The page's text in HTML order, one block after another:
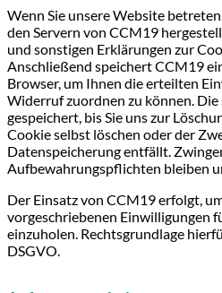
Wenn Sie unsere Website
den Servern von CCM19
und sonstigen Erklärungen zur
Anschließend speichert CCM19
Browser, um Ihnen die erteilten
Widerruf zuordnen zu können.
gespeichert, bis Sie uns zur
Cookie selbst löschen oder der
Datenspeicherung entfällt.
Aufbewahrungspflichten bleiben
Der Einsatz von CCM19 erfolgt,
vorgeschriebenen Einwilligungen
einzuholen. Rechtsgrundlage
DSGVO.